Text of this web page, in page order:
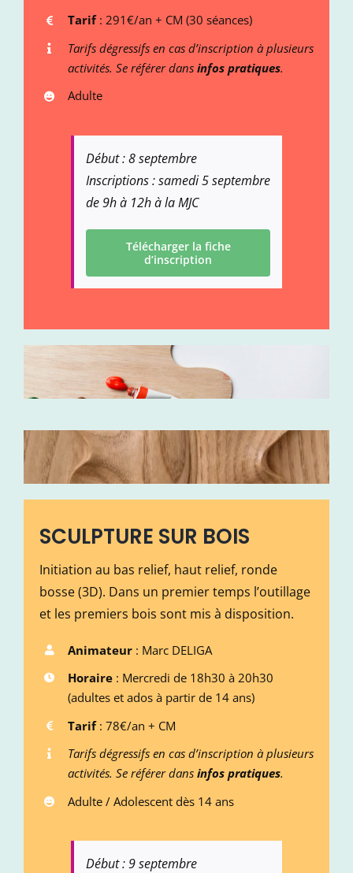
Tarif : 291€/an + CM (30 séances)
Tarifs dégressifs en cas d’inscription à plusieurs
activités. Se référer dans infos pratiques.
Adulte
Début : 8 septembre
Inscriptions : samedi 5 septembre
de 9h à 12h à la MJC
Télécharger la fiche
d’inscription
SCULPTURE SUR BOIS
Initiation au bas relief, haut relief, ronde
bosse (3D). Dans un premier temps l’outillage
et les premiers bois sont mis à disposition.
Animateur : Marc DELIGA
Horaire : Mercredi de 18h30 à 20h30
(adultes et ados à partir de 14 ans)
Tarif : 78€/an + CM
Tarifs dégressifs en cas d’inscription à plusieurs
activités. Se référer dans infos pratiques.
Adulte / Adolescent dès 14 ans
Début : 9 septembre